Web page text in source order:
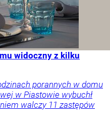
widoczny z kilku
porannych w domu
w Piastowie wybuchł
walczy 11 zastępów